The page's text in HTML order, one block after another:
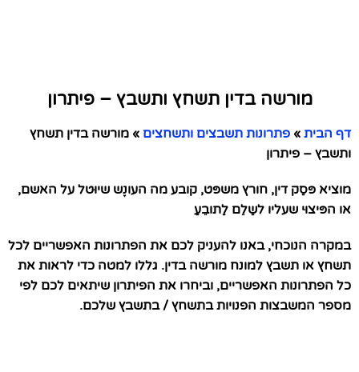
מורשה בדין תשחץ ותשבץ – פיתרון
דף הבית » פתרונות תשבצים ותשחצים » מורשה בדין תשחץ
ותשבץ – פיתרון
מוציא פּסַק דין, חורץ משפּט, קובע מה העונֶש שיוּטל על האשם,
או הפּיצוּי שעליו לשַלֵם לַתובֵעַ
במקרה הנוכחי, באנו להעניק לכם את הפתרונות האפשריים לכל
תשחץ או תשבץ למונח מורשה בדין. גללו למטה כדי לראות את
כל הפתרונות האפשריים, וביחרו את הפיתרון שיתאים לכם לפי
מספר המשבצות הפנויות בתשחץ / בתשבץ שלכם.